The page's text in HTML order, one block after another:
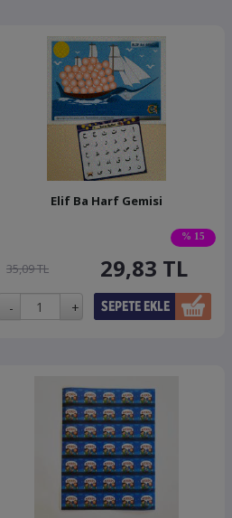
% 15
Elif Ba Harf Gemisi
35,09 TL 29,83 TL